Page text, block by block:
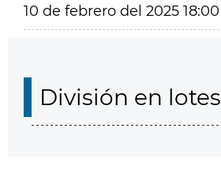
10 de febrero del 2025 18:00
División en lotes